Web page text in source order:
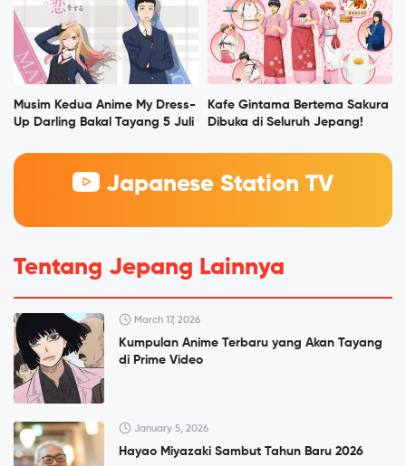
Musim Kedua Anime My Dress-
Up Darling Bakal Tayang 5 Juli
Kafe Gintama Bertema Sakura
Dibuka di Seluruh Jepang!
Japanese Station TV
Tentang Jepang Lainnya
March 17, 2026
Kumpulan Anime Terbaru yang Akan Tayang
di Prime Video
January 5, 2026
Hayao Miyazaki Sambut Tahun Baru 2026